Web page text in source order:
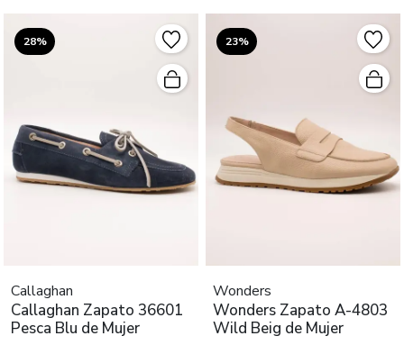
28%
Callaghan
Callaghan Zapato 36601
Pesca Blu de Mujer
23%
Wonders
Wonders Zapato A-4803
Wild Beig de Mujer